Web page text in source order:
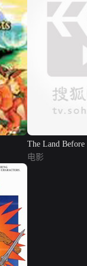
The Land
Great Valley
电影